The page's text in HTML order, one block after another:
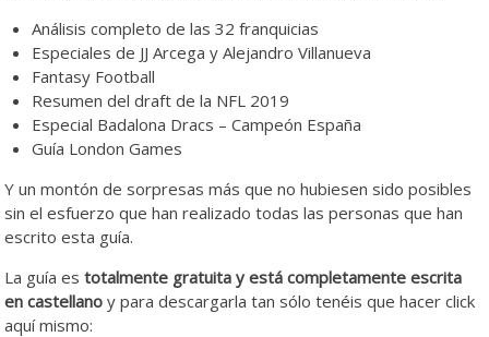
Análisis completo de las 32 franquicias
Especiales de JJ Arcega y Alejandro Villanueva
Fantasy Football
Resumen del draft de la NFL 2019
Especial Badalona Dracs – Campeón España
Guía London Games
Y un montón de sorpresas más que no hubiesen sido posibles
sin el esfuerzo que han realizado todas las personas que han
escrito esta guía.
La guía estotalmente gratuita y está completamente escrita
en castellanoy para descargarla tan sólo tenéis que hacer click
aquí mismo: